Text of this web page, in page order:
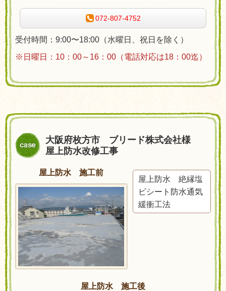
072-807-4752
受付時間：9:00〜18:00（水曜日、祝日を除く）
※日曜日：10：00～16：00（電話対応は18：00迄）
大阪府枚方市 ブリード株式会社様
屋上防水改修工事
屋上防水 絶縁塩
ビシート防水通気
緩衝工法
屋上防水 施工前
屋上防水 施工後